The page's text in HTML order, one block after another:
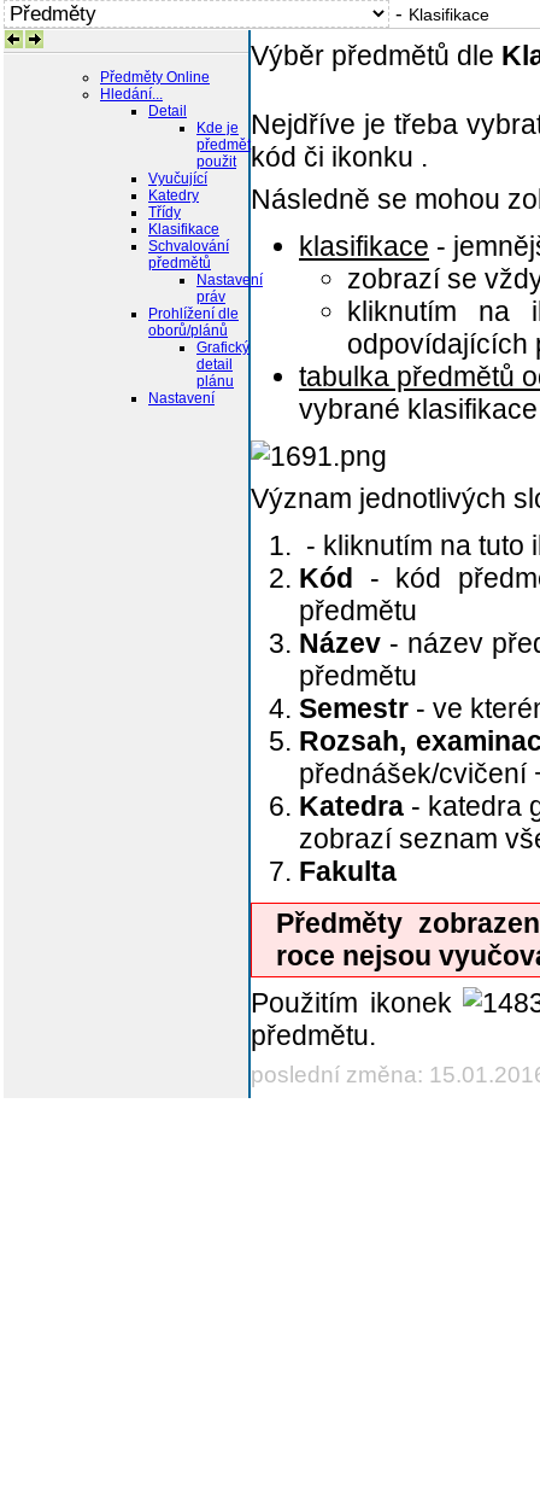
- Klasifikace
Předměty Online
Hledání...
Detail
Kde je
předmět
použit
Vyučující
Katedry
Třídy
Klasifikace
Schvalování
předmětů
Nastavení
práv
Prohlížení dle
oborů/plánů
Grafický
detail
plánu
Nastavení
Výběr předmětů dle
Nejdříve je třeba
kód či ikonku .
Následně se mohou
klasifikace -
zobrazí se
kliknutím na
odpovídajících
tabulka předmětů
vybrané
Význam jednotlivých
- kliknutím na
Kód - kód
předmětu
Název - název
předmětu
Semestr - ve
Rozsah,
přednášek/cvičení
Katedra - katedra
zobrazí seznam
Fakulta
Předměty
roce nejsou
Použitím ikonek
předmětu.
poslední změna: